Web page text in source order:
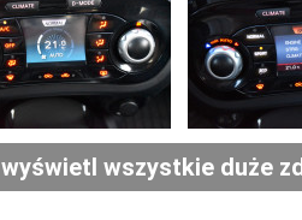
wyświetl wszystkie duże